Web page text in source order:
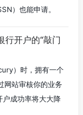
）也能申请。
行开户的“敲门
）时，拥有一个
网站审核你的业务
户成功率将大大降